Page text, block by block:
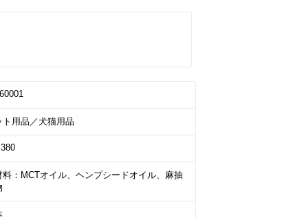
ト用品／犬猫用品
料：MCTオイル、ヘンプシードオイル、麻抽